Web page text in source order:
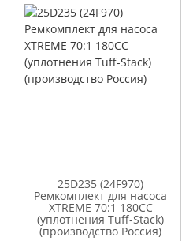
25D235 (24F970)
Ремкомплект для насоса
XTREME 70:1 180СС
(уплотнения Tuff-Stack)
(производство Россия)